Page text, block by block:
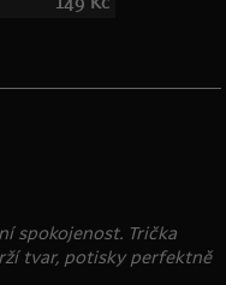
spokojenost. Trička
tvar, potisky perfektně